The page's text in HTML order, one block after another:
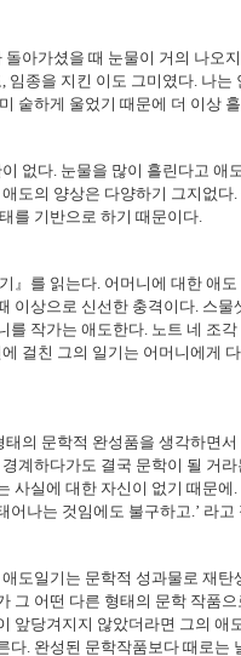
돌아가셨을 때 눈물이 거의 나오
, 임종을 지킨 이도 그미였다. 나는
숱하게 울었기 때문에 더 이상
없다. 눈물을 많이 흘린다고 애
애도의 양상은 다양하기 그지없다.
를 기반으로 하기 때문이다.
』를 읽는다. 어머니에 대한 애
이상으로 신선한 충격이다. 스물
를 작가는 애도한다. 노트 네 조
에 걸친 그의 일기는 어머니에게
태의 문학적 완성품을 생각하면
계하다가도 결국 문학이 될 거
사실에 대한 자신이 없기 때문에.
어나는 것임에도 불구하고.’ 라
도일기는 문학적 성과물로 재
그 어떤 다른 형태의 문학 작품
앞당겨지지 않았더라면 그의 애
다. 완성된 문학작품보다 때로는